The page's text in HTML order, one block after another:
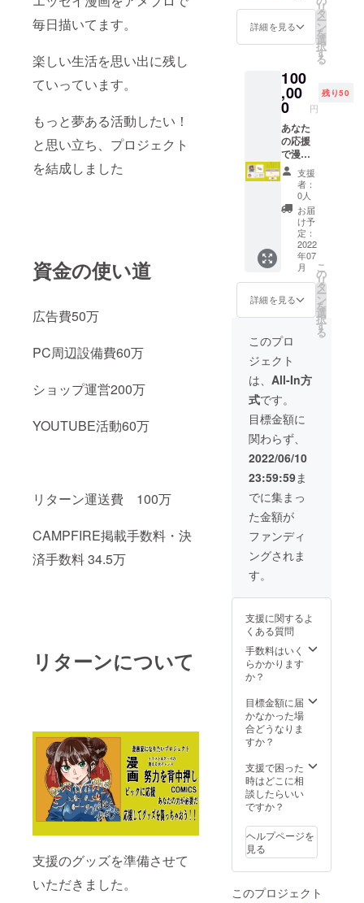
毎日描いてます。
楽しい生活を思い出に残し
ていっています。
もっと夢ある活動したい！
と思い立ち、プロジェクト
を結成しました
資金の使い道
広告費50万
PC周辺設備費60万
ショップ運営200万
YOUTUBE活動60万
リターン運送費 100万
CAMPFIRE掲載手数料・決
済手数料 34.5万
リターンについて
支援のグッズを準備させて
いただきました。
詳細を見る
リ
タ
ー
ン
を
選
択
す
る
100
,00
0 円
残り50
あなた
の応援
で漫画
家計画
アクリ
ルブ
ロック
イラス
ト 缶ミ
ラー レ
ゴポー
チ さん
かくパ
スケー
ス
支援
者：
0人
お届
け予
定：
2022
年07
月
詳細を見る
こ
の
リ
タ
ー
ン
を
選
択
す
る
このプロ
ジェクト
は、 All-In方
式です。
目標金額に
関わらず、
2022/06/10
23:59:59ま
でに集まっ
た金額が
ファンディ
ングされま
す。
支援に関するよ
くある質問
手数料はいく
らかかります
か？
目標金額に届
かなかった場
合どうなりま
すか？
支援で困った
時はどこに相
談したらいい
ですか？
ヘルプページを
見る
このプロジェクト